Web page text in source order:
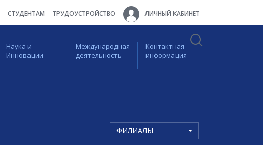
СТУДЕНТАМ ТРУДОУСТРОЙСТВО ЛИЧНЫЙ КАБИНЕТ
Наука и
Инновации
Международная
деятельность
Контактная
информация
ФИЛИАЛЫ